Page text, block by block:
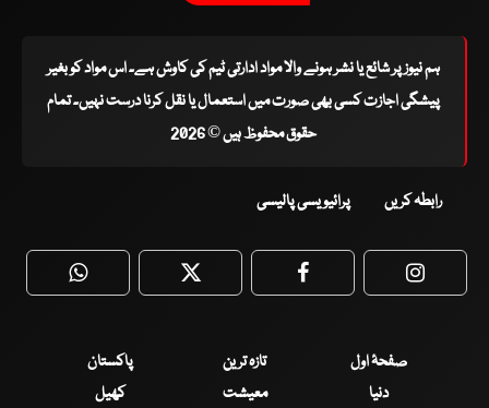
ہم نیوز پر شائع یا نشر ہونے والا مواد ادارتی ٹیم کی کاوش ہے۔ اس مواد کو بغیر
پیشگی اجازت کسی بھی صورت میں استعمال یا نقل کرنا درست نہیں۔ تمام
حقوق محفوظ ہیں © 2026
رابطہ کریں پرائیویسی پالیسی
WhatsApp Twitter Facebook
صفحۂ اول تازہ ترین
پاکستان
دنیا
معیشت
کھیل